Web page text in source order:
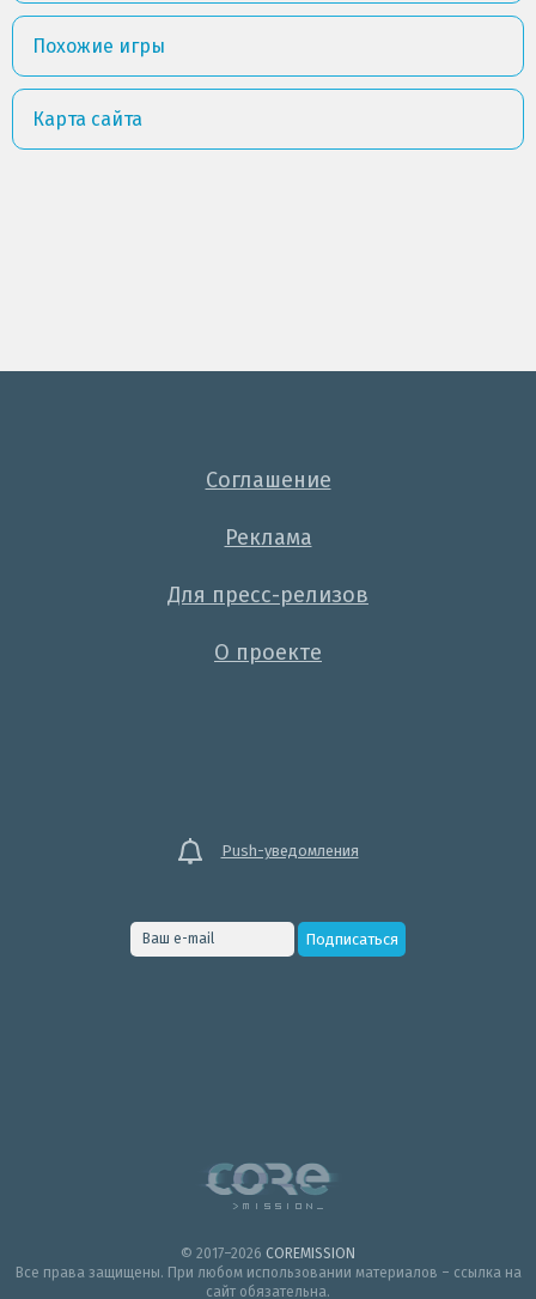
Похожие игры
Карта сайта
Соглашение
Реклама
Для пресс-релизов
О проекте
Push-уведомления
© 2017–2026 COREMISSION
Все права защищены. При любом использовании материалов – ссылка на
сайт обязательна.